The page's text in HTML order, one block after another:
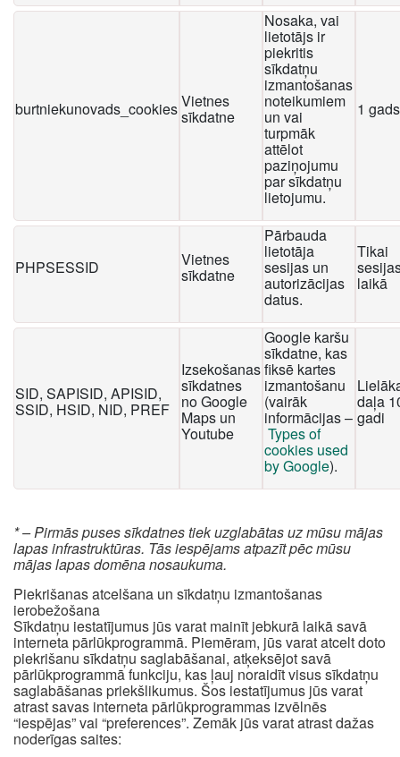
burtniekunovads_cookiesVietnes
sīkdatne
Nosaka, vai
lietotājs ir
piekritis
sīkdatņu
izmantošanas
noteikumiem
un vai
turpmāk
attēlot
paziņojumu
par sīkdatņu
lietojumu.
1 gads
PHPSESSID Vietnes
sīkdatne
Pārbauda
lietotāja
sesijas un
autorizācijas
datus.
Tikai
laikā
SID, SAPISID, APISID,
SSID, HSID, NID, PREF
Izsekošanas
sīkdatnes
no Google
Maps un
Youtube
Google karšu
sīkdatne, kas
fiksē kartes
izmantošanu
(vairāk
informācijas –
Types of
cookies used
by Google).
daļa
gadi
* – Pirmās puses sīkdatnes tiek uzglabātas uz mūsu mājas
lapas infrastruktūras. Tās iespējams atpazīt pēc mūsu
mājas lapas domēna nosaukuma.
Piekrišanas atcelšana un sīkdatņu izmantošanas
ierobežošana
Sīkdatņu iestatījumus jūs varat mainīt jebkurā laikā savā
interneta pārlūkprogrammā. Piemēram, jūs varat atcelt doto
piekrišanu sīkdatņu saglabāšanai, atķeksējot savā
pārlūkprogrammā funkciju, kas ļauj noraidīt visus sīkdatņu
saglabāšanas priekšlikumus. Šos iestatījumus jūs varat
atrast savas interneta pārlūkprogrammas izvēlnēs
“iespējas” vai “preferences”. Zemāk jūs varat atrast dažas
noderīgas saites: